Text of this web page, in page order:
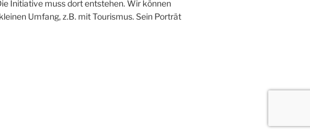
Initiative muss dort entstehen. Wir können
Umfang, z.B. mit Tourismus. Sein Porträt